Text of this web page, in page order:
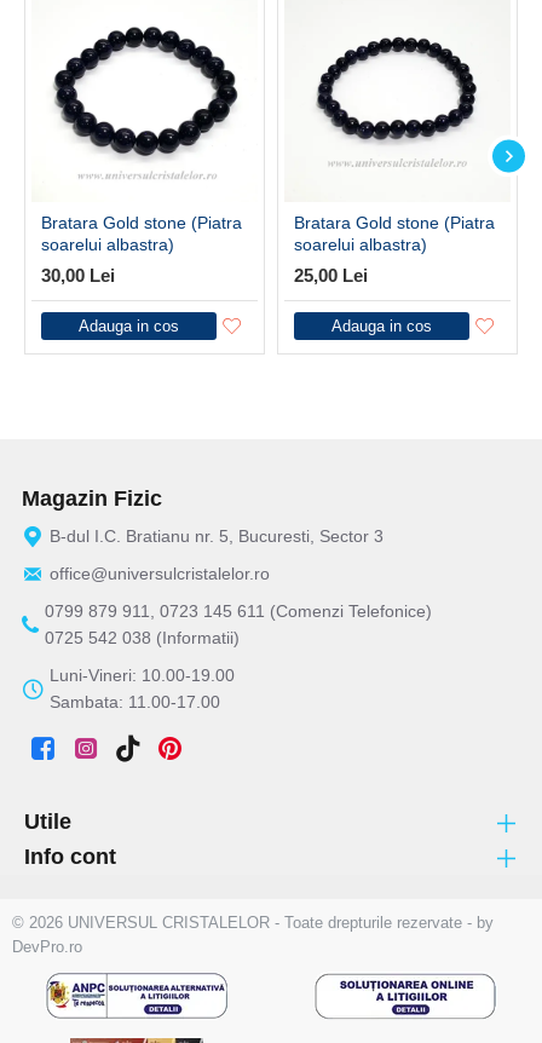
Bratara Gold stone (Piatra
soarelui albastra)
30,00 Lei
Adauga in cos
Bratara Gold stone (Piatra
soarelui albastra)
25,00 Lei
Adauga in cos
Magazin Fizic
B-dul I.C. Bratianu nr. 5, Bucuresti, Sector 3
office@universulcristalelor.ro
0799 879 911, 0723 145 611 (Comenzi Telefonice)
0725 542 038 (Informatii)
Luni-Vineri: 10.00-19.00
Sambata: 11.00-17.00
Utile
Info cont
© 2026 UNIVERSUL CRISTALELOR - Toate drepturile rezervate - by
DevPro.ro